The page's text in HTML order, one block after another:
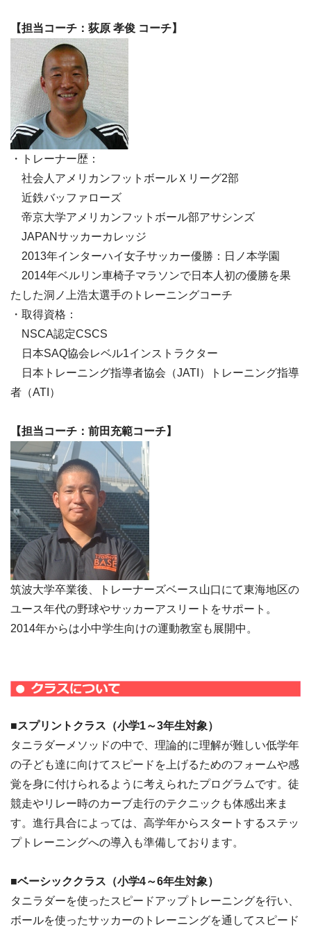
【担当コーチ：荻原 孝俊 コーチ】
・トレーナー歴：
社会人アメリカンフットボールＸリーグ2部
近鉄バッファローズ
帝京大学アメリカンフットボール部アサシンズ
JAPANサッカーカレッジ
2013年インターハイ女子サッカー優勝：日ノ本学園
2014年ベルリン車椅子マラソンで日本人初の優勝を果
たした洞ノ上浩太選手のトレーニングコーチ
・取得資格：
NSCA認定CSCS
日本SAQ協会レベル1インストラクター
日本トレーニング指導者協会（JATI）トレーニング指導
者（ATI）
【担当コーチ： 前田充範コーチ】
筑波大学卒業後、トレーナーズベース山口にて東海地区の
ユース年代の野球やサッカーアスリートをサポート。
2014年からは小中学生向けの運動教室も展開中。
■スプリントクラス（小学1～3年生対象）
タニラダーメソッドの中で、理論的に理解が難しい低学年
の子ども達に向けてスピードを上げるためのフォームや感
覚を身に付けられるように考えられたプログラムです。徒
競走やリレー時のカーブ走行のテクニックも体感出来ま
す。進行具合によっては、高学年からスタートするステッ
プトレーニングへの導入も準備しております。
■ベーシッククラス（小学4～6年生対象）
タニラダーを使ったスピードアップトレーニングを行い、
ボールを使ったサッカーのトレーニングを通してスピード